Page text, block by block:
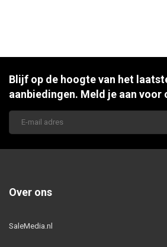
Blijf op de hoogte van het
aanbiedingen. Meld je aan voor
Over ons
SaleMedia.nl